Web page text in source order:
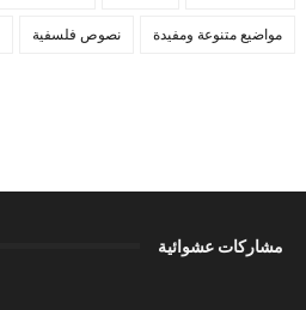
مواضيع متنوعة ومفيدة نصوص فلسفية
مشاركات عشوائية